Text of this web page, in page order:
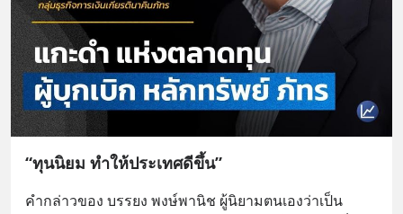
“ทุนนิยม ทำให้ประเทศดีขึ้น”
คำกล่าวของ บรรยง พงษ์พานิช ผู้นิยามตนเองว่าเป็น